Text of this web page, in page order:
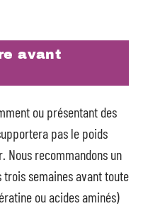
avant
ou présentant des
pas le poids
Nous recommandons un
trois semaines avant toute
ou acides aminés)